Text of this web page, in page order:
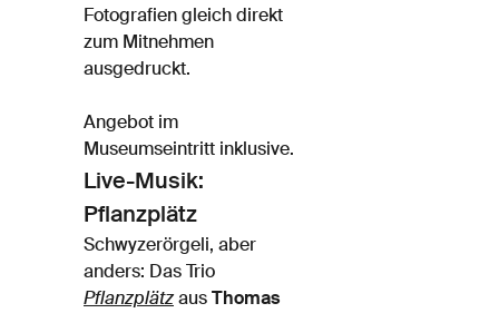
Fotografien gleich direkt
zum Mitnehmen
ausgedruckt.
Angebot im
Museumseintritt inklusive.
Live-Musik:
Pflanzplätz
Schwyzerörgeli, aber
anders: Das Trio
Pflanzplätzaus Thomas